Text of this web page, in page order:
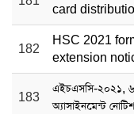
card
182
HSC 2021
extension
183
এইচএসসি-২০২১,
অ্যাসাইনমেন্ট নোটিশ